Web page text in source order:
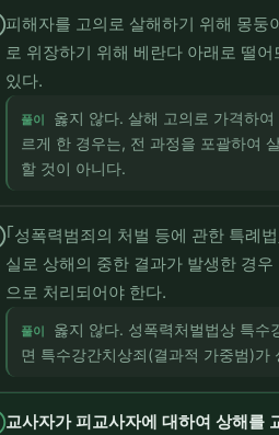
피해자를 고의로 살해하기 위해 몽
로 위장하기 위해 베란다 아래로 떨
있다.
풀이
옳지 않다. 살해 고의로 가격하
르게 한 경우는, 전 과정을 포괄하여
할 것이 아니다.
｢성폭력범죄의 처벌 등에 관한 특례
실로 상해의 중한 결과가 발생한 경
으로 처리되어야 한다.
풀이
옳지 않다. 성폭력처벌법상 특수
면 특수강간치상죄(결과적 가중범)
교사자가 피교사자에 대하여 상해를